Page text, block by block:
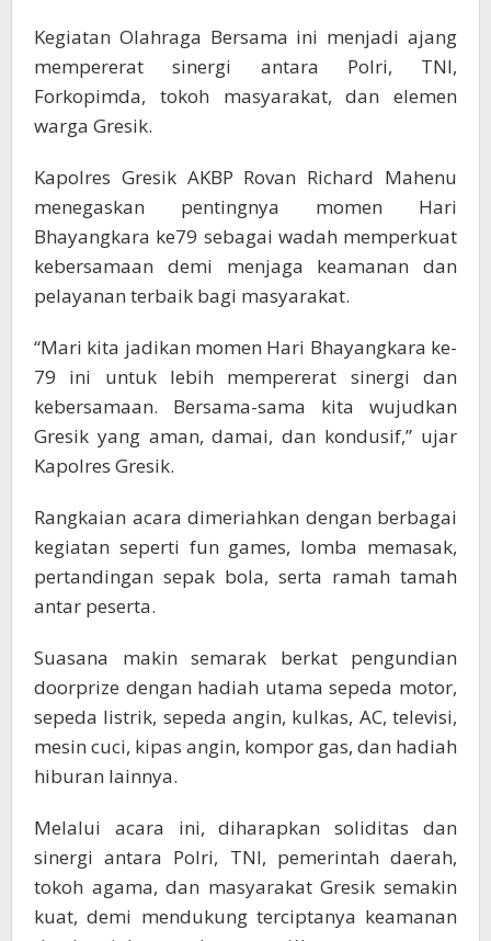
Kegiatan Olahraga Bersama ini menjadi ajang
mempererat sinergi antara Polri, TNI,
Forkopimda, tokoh masyarakat, dan elemen
warga Gresik.
Kapolres Gresik AKBP Rovan Richard Mahenu
menegaskan pentingnya momen Hari
Bhayangkara ke79 sebagai wadah memperkuat
kebersamaan demi menjaga keamanan dan
pelayanan terbaik bagi masyarakat.
“Mari kita jadikan momen Hari Bhayangkara ke-
79 ini untuk lebih mempererat sinergi dan
kebersamaan. Bersama-sama kita wujudkan
Gresik yang aman, damai, dan kondusif,” ujar
Kapolres Gresik.
Rangkaian acara dimeriahkan dengan berbagai
kegiatan seperti fun games, lomba memasak,
pertandingan sepak bola, serta ramah tamah
antar peserta.
Suasana makin semarak berkat pengundian
doorprize dengan hadiah utama sepeda motor,
sepeda listrik, sepeda angin, kulkas, AC, televisi,
mesin cuci, kipas angin, kompor gas, dan hadiah
hiburan lainnya.
Melalui acara ini, diharapkan soliditas dan
sinergi antara Polri, TNI, pemerintah daerah,
tokoh agama, dan masyarakat Gresik semakin
kuat, demi mendukung terciptanya keamanan